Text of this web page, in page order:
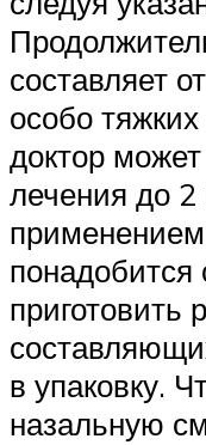
составляет
особо
доктор
лечения до
применением
понадобится
приготовить
в упаковку.
назальную